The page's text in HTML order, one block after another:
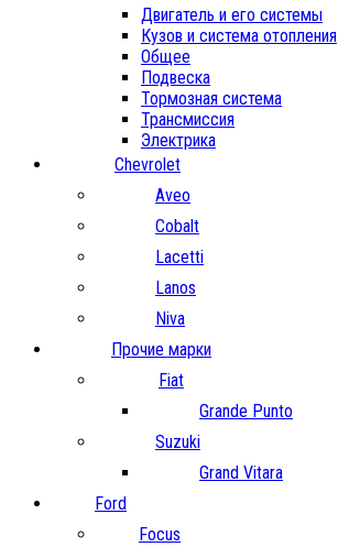
Двигатель и его системы
Кузов и система отопления
Общее
Подвеска
Тормозная система
Трансмиссия
Электрика
Chevrolet
Aveo
Cobalt
Lacetti
Lanos
Niva
Прочие марки
Fiat
Grande Punto
Suzuki
Grand Vitara
Ford
Focus